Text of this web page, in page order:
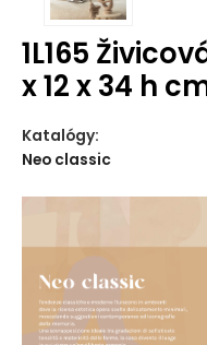
1L165
x 12 x 34 h
Katalógy:
Neo classic